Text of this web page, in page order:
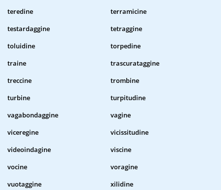
teredine
terramicine
testardaggine
tetraggine
toluidine
torpedine
traine
trascurataggine
treccine
trombine
turbine
turpitudine
vagabondaggine
vagine
viceregine
vicissitudine
videoindagine
viscine
vocine
voragine
vuotaggine
xilidine